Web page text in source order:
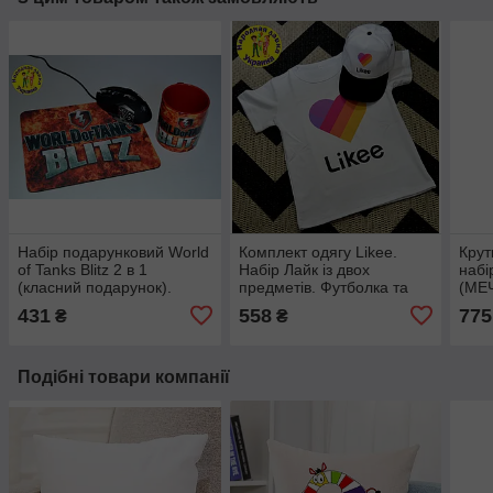
Набір подарунковий World
of Tanks Blitz 2 в 1
(класний подарунок).
431 ₴
Комплект одягу Likee.
Набір Лайк із двох
предметів. Футболка та
558₴ 775
Подібні товари компанії